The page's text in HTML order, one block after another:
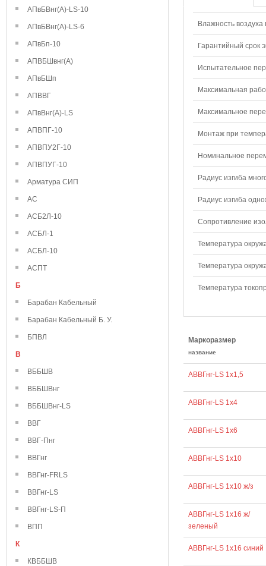
АПвБВнг(А)-LS-10
АПвБВнг(А)-LS-6
АПвБп-10
АПВБШвнг(А)
АПвБШп
АПВВГ
АПвВнг(А)-LS
АПВПГ-10
АПВПУ2Г-10
АПВПУГ-10
Арматура СИП
АС
АСБ2Л-10
АСБЛ-1
АСБЛ-10
АСПТ
Б
Барабан Кабельный
Барабан Кабельный Б. У.
БПВЛ
В
ВББШВ
ВББШВнг
ВББШВнг-LS
ВВГ
ВВГ-Пнг
ВВГнг
ВВГнг-FRLS
ВВГнг-LS
ВВГнг-LS-П
ВПП
К
КВББШВ
Влажность воздуха
Гарантийный срок
Испытательное
Максимальная
Максимальное
Монтаж при
Номинальное
Радиус изгиба
Радиус изгиба
Сопротивление
Температура
Температура
Температура
Маркоразмер
название
АВВГнг-LS 1х1,5
АВВГнг-LS 1х4
АВВГнг-LS 1х6
АВВГнг-LS 1х10
АВВГнг-LS 1х10 ж/з
АВВГнг-LS 1х16 ж/
зеленый
АВВГнг-LS 1х16 синий